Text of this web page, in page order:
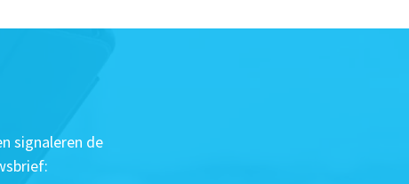
signaleren de